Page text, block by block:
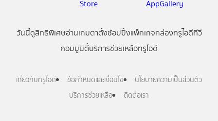
วันนี้ดูสิทธิพิเศษอ่านเกมตาตั้งช้อปปิ้งแพ็กเกจกล่องทรูไอดีทีวี
คอมมูนิตี้บริการช่วยเหลือทรูไอดี
เกี่ยวกับทรูไอดี ข้อกำหนดและเงื่อนไข
นโยบายความเป็นส่วนตัว
บริการช่วยเหลือ
ติดต่อเรา